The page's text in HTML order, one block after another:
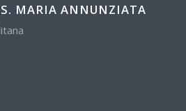
MARIA ANNUNZIATA